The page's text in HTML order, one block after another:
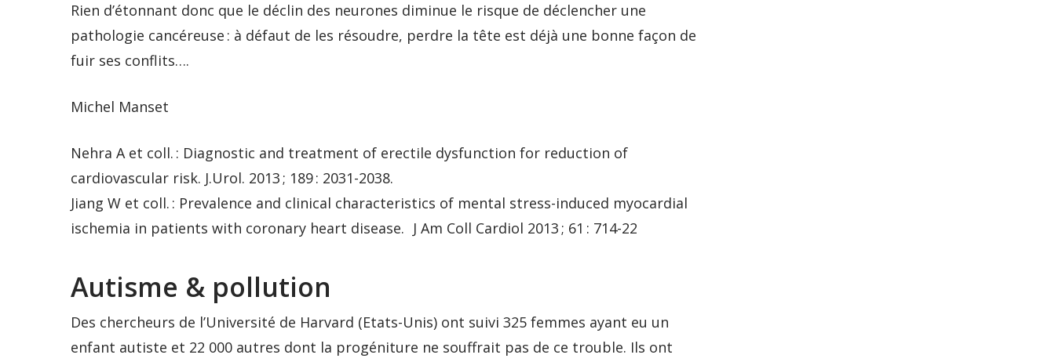
Rien d’étonnant donc que le déclin des neurones diminue le risque de déclencher une
pathologie cancéreuse : à défaut de les résoudre, perdre la tête est déjà une bonne façon de
fuir ses conflits….
Michel Manset
Nehra A et coll. : Diagnostic and treatment of erectile dysfunction for reduction of
cardiovascular risk. J.Urol. 2013 ; 189 : 2031-2038.
Jiang W et coll. : Prevalence and clinical characteristics of mental stress-induced myocardial
ischemia in patients with coronary heart disease. J Am Coll Cardiol 2013 ; 61 : 714-22
Autisme & pollution
Des chercheurs de l’Université de Harvard (Etats-Unis) ont suivi 325 femmes ayant eu un
enfant autiste et 22 000 autres dont la progéniture ne souffrait pas de ce trouble. Ils ont